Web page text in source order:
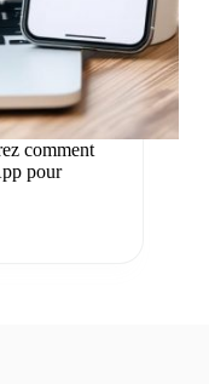
comment
pour